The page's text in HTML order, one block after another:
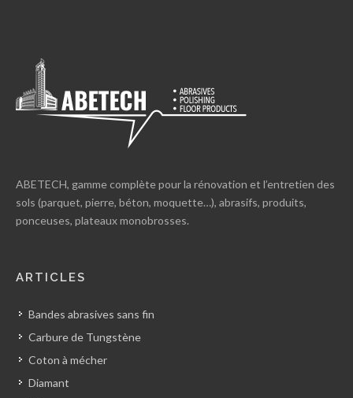
ABETECH, gamme complète pour la rénovation et l’entretien des
sols (parquet, pierre, béton, moquette…), abrasifs, produits,
ponceuses, plateaux monobrosses.
ARTICLES
Bandes abrasives sans fin
Carbure de Tungstène
Coton à mécher
Diamant